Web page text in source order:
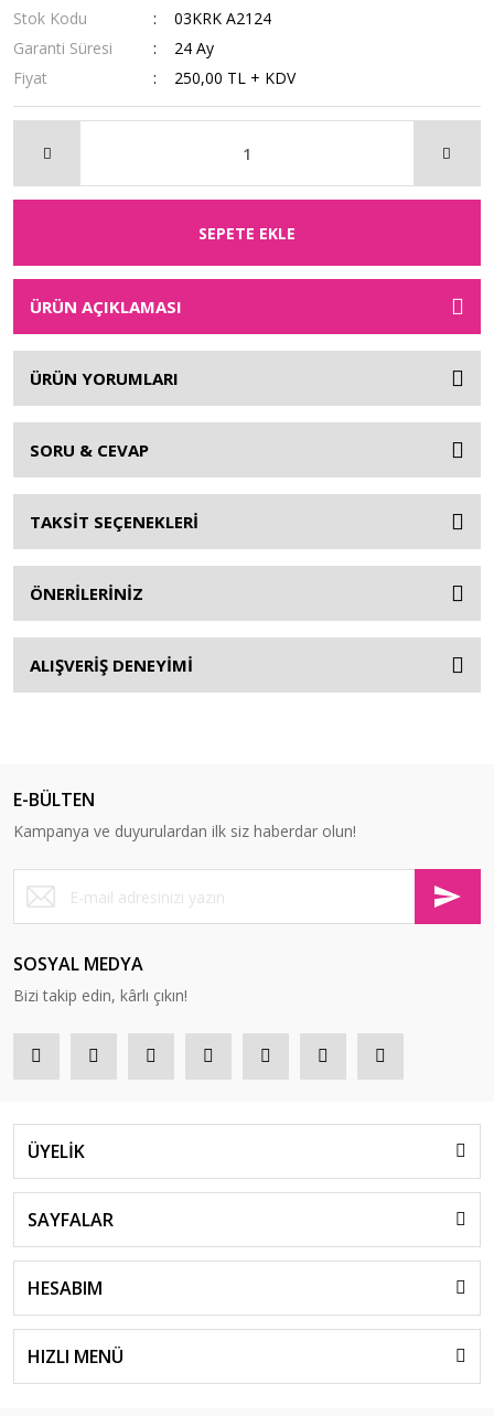
Stok Kodu
03KRK A2124
Garanti Süresi
24 Ay
Fiyat
250,00 TL + KDV
SEPETE EKLE
ÜRÜN AÇIKLAMASI
ÜRÜN YORUMLARI
SORU & CEVAP
TAKSİT SEÇENEKLERİ
ÖNERİLERİNİZ
ALIŞVERİŞ DENEYİMİ
E-BÜLTEN
Kampanya ve duyurulardan ilk siz haberdar olun!
SOSYAL MEDYA
Bizi takip edin, kârlı çıkın!
ÜYELİK
SAYFALAR
HESABIM
HIZLI MENÜ